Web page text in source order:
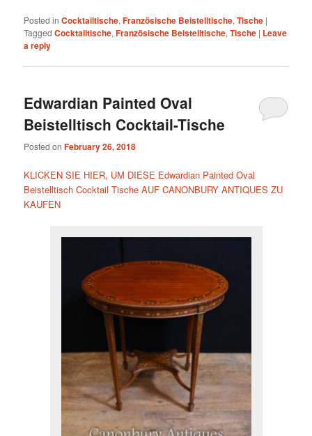
Posted in Cocktailtische,Französische Beistelltische,Tische |
Tagged Cocktailtische,Französische Beistelltische,Tische | Leave
a reply
Edwardian Painted Oval
Beistelltisch Cocktail-Tische
Posted onFebruary 26, 2018
KLICKEN SIE HIER, UM DIESE Edwardian Painted Oval
Beistelltisch Cocktail Tische AUF CANONBURY ANTIQUES ZU
KAUFEN